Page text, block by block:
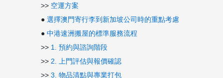
>> 空運方案
● 選擇澳門寄行李到新加坡公司時的重點考慮
● 中港速洲搬屋的標準服務流程
>> 1. 預約與諮詢階段
>> 2. 上門評估與報價確認
>> 3. 物品清點與專業打包